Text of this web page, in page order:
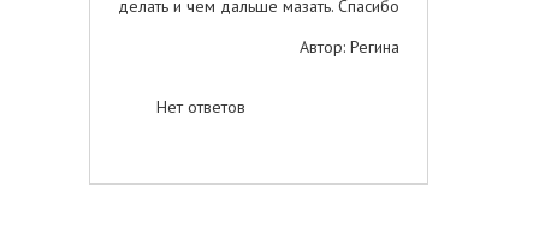
делать и чем дальше мазать. Спасибо
Автор: Регина
Нет ответов